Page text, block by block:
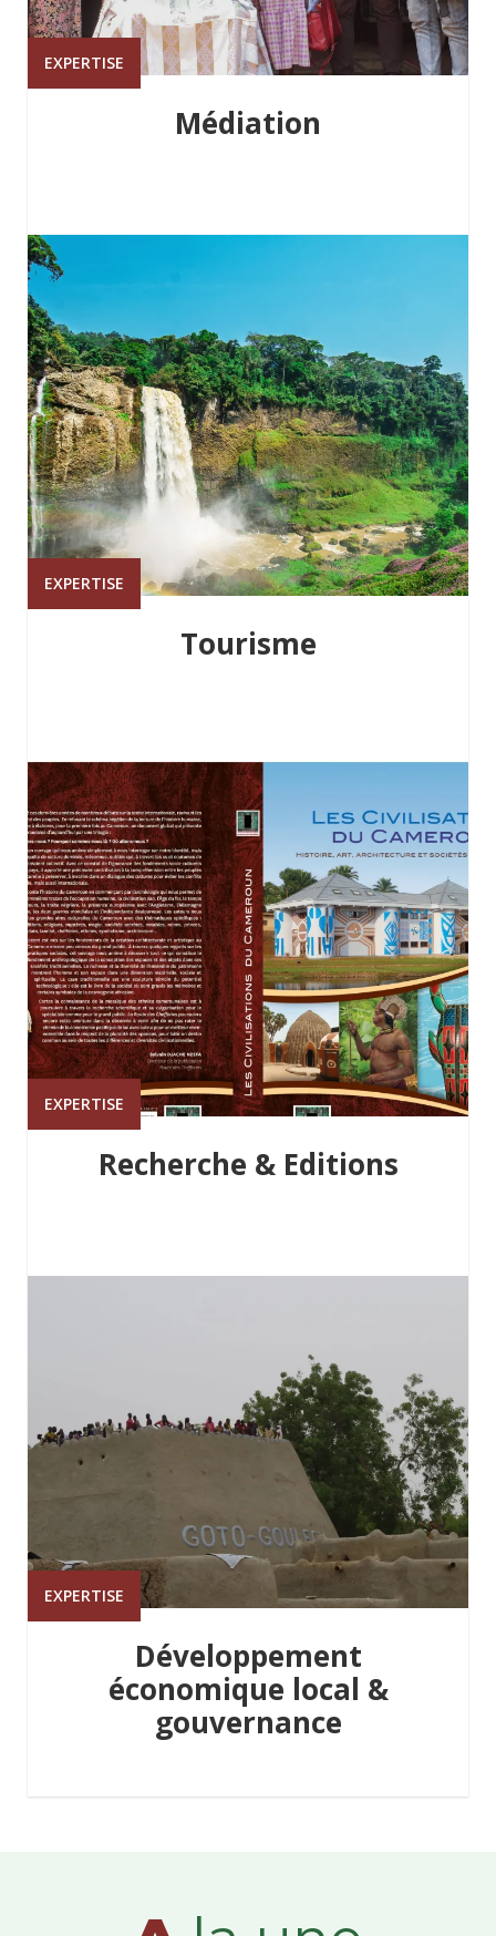
EXPERTISE
Médiation
EXPERTISE
Tourisme
EXPERTISE
Recherche & Editions
EXPERTISE
Développement
économique local &
gouvernance